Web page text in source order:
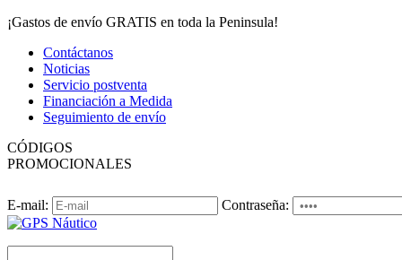
¡Gastos de envío GRATIS en toda la Peninsula!
Contáctanos
Noticias
Servicio postventa
Financiación a Medida
Seguimiento de envío
CÓDIGOS
PROMOCIONALES
E-mail: Contraseña: